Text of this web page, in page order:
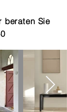
beraten Sie